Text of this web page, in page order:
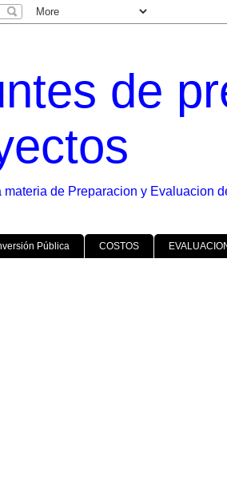
de
materia de Preparacion y Evaluacion
Pública COSTOS